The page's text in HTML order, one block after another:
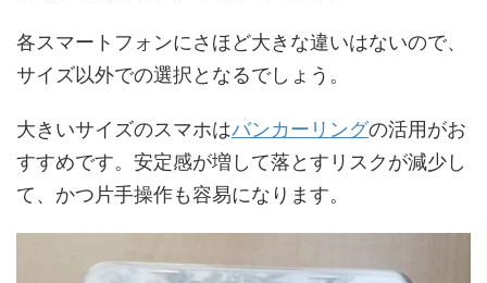
各スマートフォンにさほど大きな違いはないので、
サイズ以外での選択となるでしょう。
大きいサイズのスマホはバンカーリングの活用がお
すすめです。安定感が増して落とすリスクが減少し
て、かつ片手操作も容易になります。